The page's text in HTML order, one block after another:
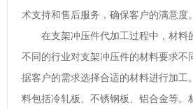
术支持和售后服务，确保客户的满意度。
在支架冲压件代加工过程中，材料
不同的行业对支架冲压件的材料要求不
据客户的需求选择合适的材料进行加工
料包括冷轧板、不锈钢板、铝合金等。